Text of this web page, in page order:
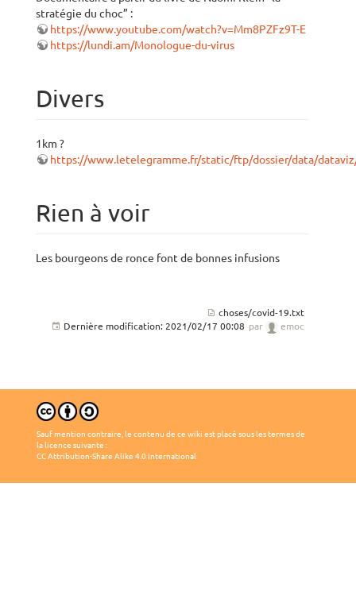
stratégie du choc” :
https://www.youtube.com/watch?v=Mm8PZFz9T-E
https://lundi.am/Monologue-du-virus
Divers
1km ?
https://www.letelegramme.fr/static/ftp/dossier/data/
Rien à voir
Les bourgeons de ronce font de bonnes infusions
choses/covid-19.txt
Dernière modification: 2021/02/17 00:08 par emoc
Sauf mention contraire, le contenu de ce wiki est placé sous les termes de
la licence suivante :
CC Attribution-Share Alike 4.0 International